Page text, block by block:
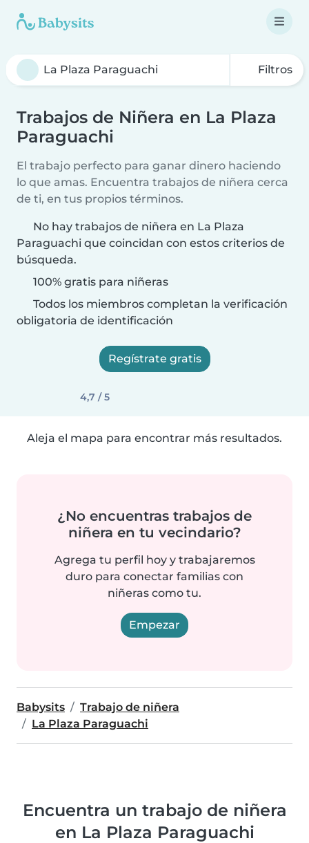
Filtros
Trabajos de Niñera en La Plaza
Paraguachi
El trabajo perfecto para ganar dinero haciendo
lo que amas. Encuentra trabajos de niñera cerca
de ti, en tus propios términos.
No hay trabajos de niñera en La Plaza
Paraguachi que coincidan con estos criterios de
búsqueda.
100% gratis para niñeras
Todos los miembros completan la verificación
obligatoria de identificación
Regístrate gratis
4,7 / 5
Aleja el mapa para encontrar más resultados.
¿No encuentras trabajos de
niñera en tu vecindario?
Agrega tu perfil hoy y trabajaremos
duro para conectar familias con
niñeras como tu.
Empezar
Babysits
Trabajo de niñera
La Plaza Paraguachi
Encuentra un trabajo de niñera
en La Plaza Paraguachi